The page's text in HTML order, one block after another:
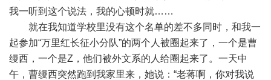
我一听到这个说法，我的心顿时就……
就在我知道学校里没有这个名单的差不多同时，和我一
起参加“万里红长征小分队”的两个人被圈起来了，一个是曹
缦西，一个是Z，他们被外文系的人给圈起来了。一天中
午，曹缦西突然跑到我家里来，她说：“老蒋啊，你对我说